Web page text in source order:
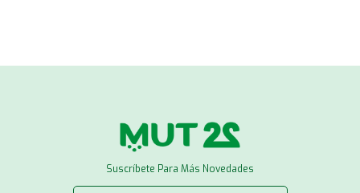
Suscríbete Para Más Novedades